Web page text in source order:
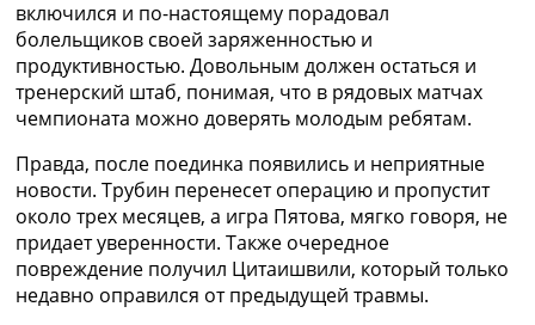
включился и по-настоящему порадовал
болельщиков своей заряженностью и
продуктивностью. Довольным должен остаться и
тренерский штаб, понимая, что в рядовых матчах
чемпионата можно доверять молодым ребятам.
Правда, после поединка появились и неприятные
новости. Трубин перенесет операцию и пропустит
около трех месяцев, а игра Пятова, мягко говоря, не
придает уверенности. Также очередное
повреждение получил Цитаишвили, который только
недавно оправился от предыдущей травмы.